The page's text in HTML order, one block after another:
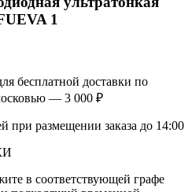
1
бесплатной доставки по
— 3 000 ₽
при размещении заказа до 14:00
в соответствующей графе